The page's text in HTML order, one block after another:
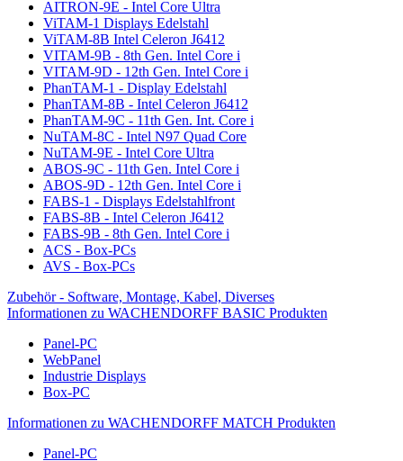
AITRON-9E - Intel Core Ultra
ViTAM-1 Displays Edelstahl
ViTAM-8B Intel Celeron J6412
VITAM-9B - 8th Gen. Intel Core i
VITAM-9D - 12th Gen. Intel Core i
PhanTAM-1 - Display Edelstahl
PhanTAM-8B - Intel Celeron J6412
PhanTAM-9C - 11th Gen. Int. Core i
NuTAM-8C - Intel N97 Quad Core
NuTAM-9E - Intel Core Ultra
ABOS-9C - 11th Gen. Intel Core i
ABOS-9D - 12th Gen. Intel Core i
FABS-1 - Displays Edelstahlfront
FABS-8B - Intel Celeron J6412
FABS-9B - 8th Gen. Intel Core i
ACS - Box-PCs
AVS - Box-PCs
Zubehör - Software, Montage, Kabel, Diverses
Informationen zu WACHENDORFF BASIC Produkten
Panel-PC
WebPanel
Industrie Displays
Box-PC
Informationen zu WACHENDORFF MATCH Produkten
Panel-PC